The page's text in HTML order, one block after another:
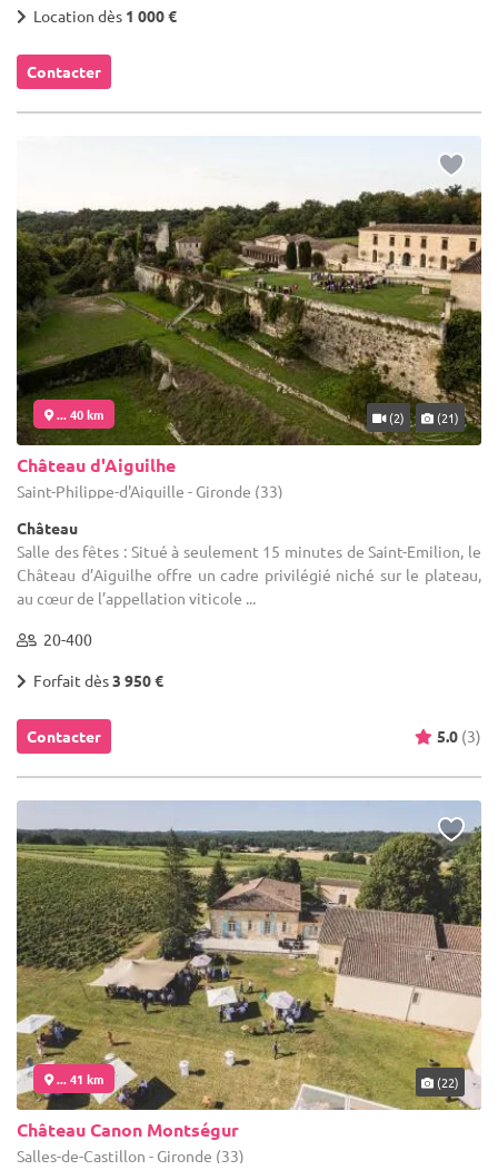
Location dès 1 000 €
Contacter
... 40 km (2) (21)
Château d'Aiguilhe
Saint-Philippe-d'Aiguille - Gironde (33)
Château
Salle des fêtes : Situé à seulement 15 minutes de Saint-Emilion, le
Château d’Aiguilhe offre un cadre privilégié niché sur le plateau,
au cœur de l’appellation viticole ...
20-400
Forfait dès3 950 €
Contacter 5.0 (3)
... 41 km (22)
Château Canon Montségur
Salles-de-Castillon - Gironde (33)